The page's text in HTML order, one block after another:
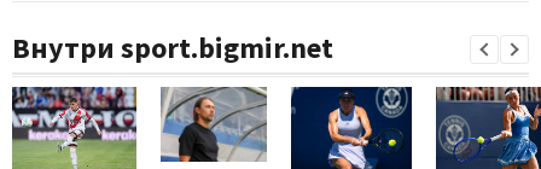
Внутри sport.bigmir.net